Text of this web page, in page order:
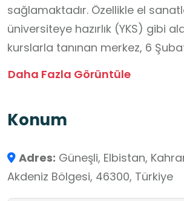
sağlamaktadır. Özellikle el
üniversiteye hazırlık (YKS) gibi
kurslarla tanınan merkez, 6
depremlerinin ardından yaraların
faaliyetlerini sürdürme gayreti
kazandırarak sosyal ve kültürel
katılımlarını desteklemeyi
Daha Fazla Görüntüle
Konum
Adres: Güneşli, Elbistan,
Akdeniz Bölgesi, 46300, Türkiye